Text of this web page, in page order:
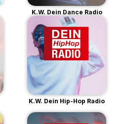
K.W. Dein Dance Radio
K.W. Dein Hip-Hop Radio